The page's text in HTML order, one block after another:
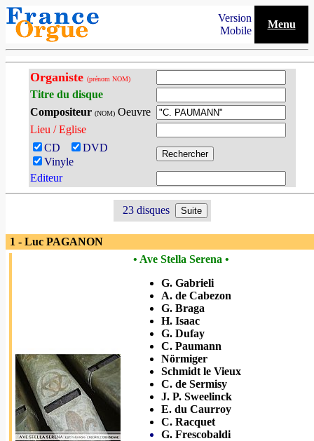
Version
Mobile
Menu
Organiste (prénom NOM)
Titre du disque
Compositeur (NOM)Oeuvre
Lieu / Eglise
CD
DVD
Vinyle
Editeur
23 disques
1 - Luc PAGANON
• Ave Stella Serena •
G. Gabrieli
A. de Cabezon
G. Braga
H. Isaac
G. Dufay
C. Paumann
Nörmiger
Schmidt le Vieux
C. de Sermisy
J. P. Sweelinck
E. du Caurroy
C. Racquet
G. Frescobaldi